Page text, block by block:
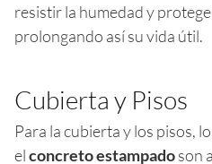
resistir la humedad y
prolongando así su vida útil.
Cubierta y Pisos
Para la cubierta y los pisos,
elconcreto estampadoson